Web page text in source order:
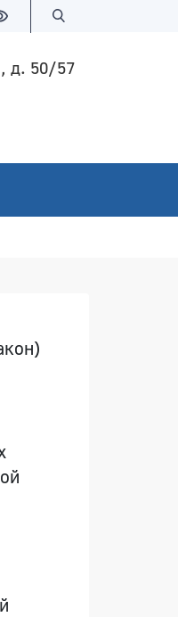
Версия для слабовидящих
д. 50/57